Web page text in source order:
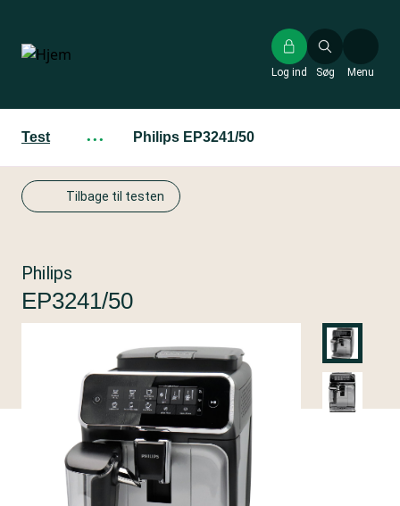
hovedindhold
Søg
Log ind Menu
Test ··· Philips EP3241/50
Tilbage til testen
Philips
EP3241/50